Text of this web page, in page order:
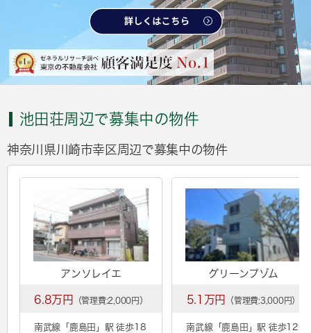
池田荘周辺で募集中の物件
神奈川県川崎市幸区周辺で募集中の物件
アンソレイエ
6.8万円 （管理費:2,000円）
南武線「 鹿島田 」駅 徒歩18
グリーンプゾム
5.1万円 （管理費:3,000円）
南武線「 鹿島田 」駅 徒歩12